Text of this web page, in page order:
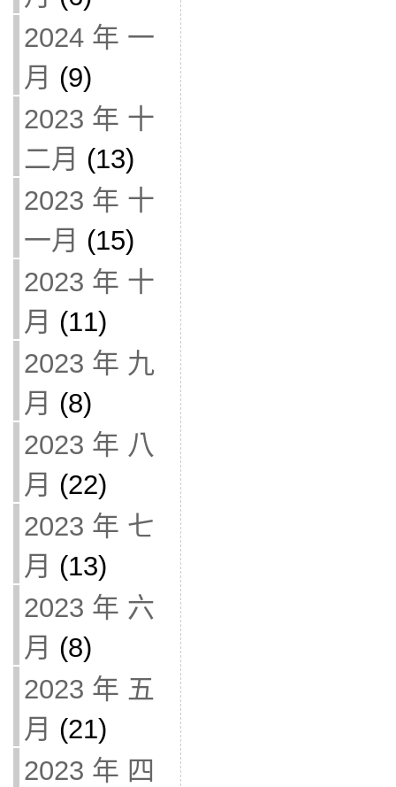
2024 年 一
月 (9)
2023 年 十
二月 (13)
2023 年 十
一月 (15)
2023 年 十
月 (11)
2023 年 九
月 (8)
2023 年 八
月 (22)
2023 年 七
月 (13)
2023 年 六
月 (8)
2023 年 五
月 (21)
2023 年 四